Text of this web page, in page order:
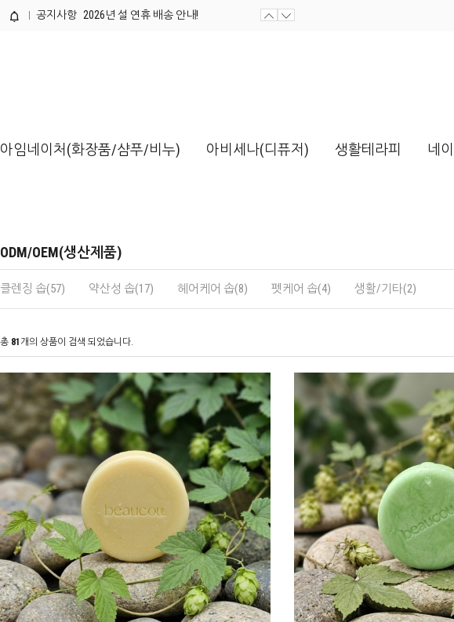
공지사항 2026년 설 연휴 배송 안내!
아임네이처(화장품/샴푸/비누) 아비세나(디퓨저) 생활테라피 네
ODM/OEM(생산제품)
클렌징 솝(57) 약산성 솝(17) 헤어케어 솝(8) 펫케어 솝(4) 생활/기타(2)
총 81 개의 상품이 검색 되었습니다.